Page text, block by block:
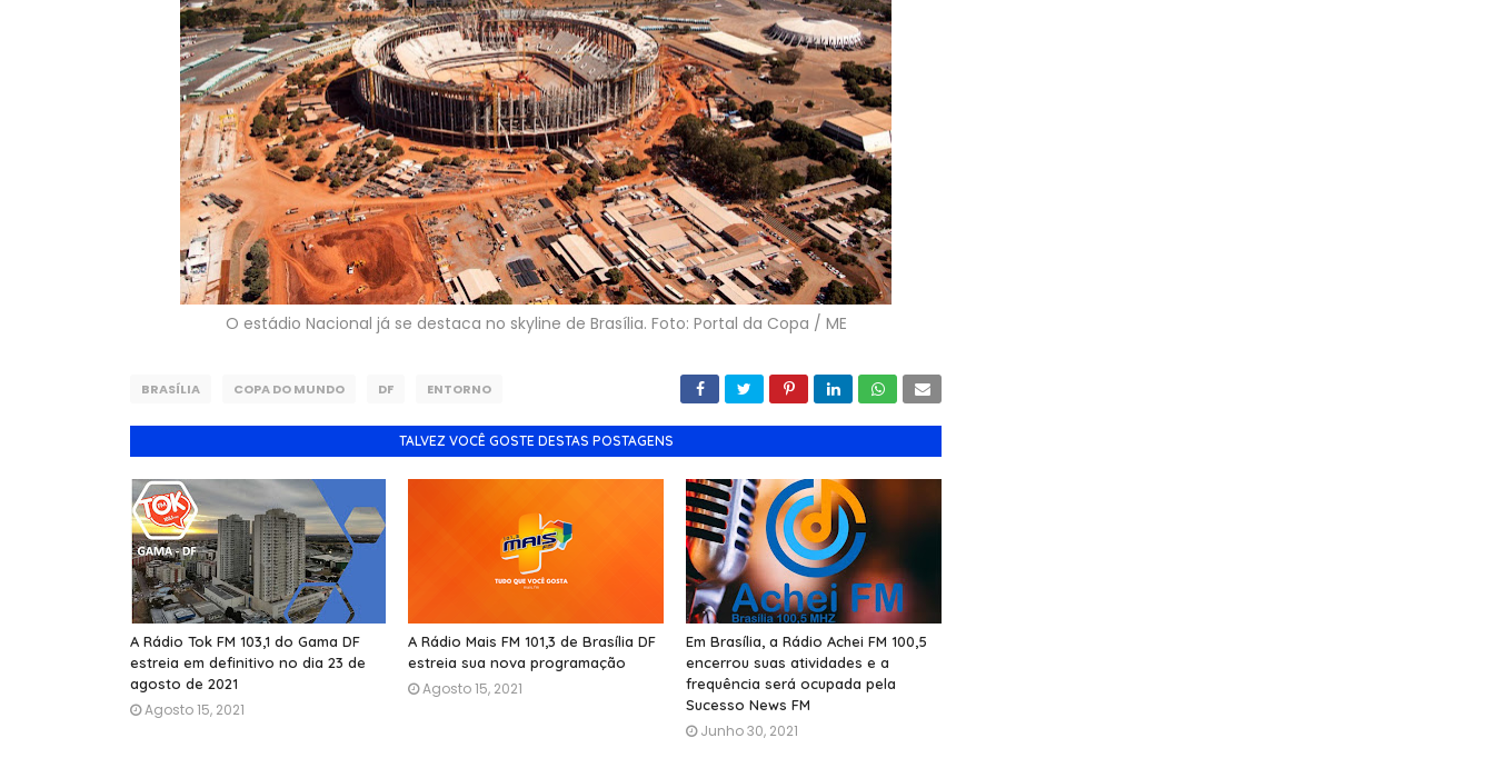
O estádio Nacional já se destaca no skyline de Brasília. Foto: Portal da Copa / ME
BRASÍLIA COPA DO MUNDO DF ENTORNO
TALVEZ VOCÊ GOSTE DESTAS POSTAGENS
A Rádio Tok FM 103,1 do Gama DF
estreia em definitivo no dia 23 de
agosto de 2021
Agosto 15, 2021
A Rádio Mais FM 101,3 de Brasília DF
estreia sua nova programação
Agosto 15, 2021
Em Brasília, a Rádio Achei FM 100,5
encerrou suas atividades e a
frequência será ocupada pela
Sucesso News FM
Junho 30, 2021